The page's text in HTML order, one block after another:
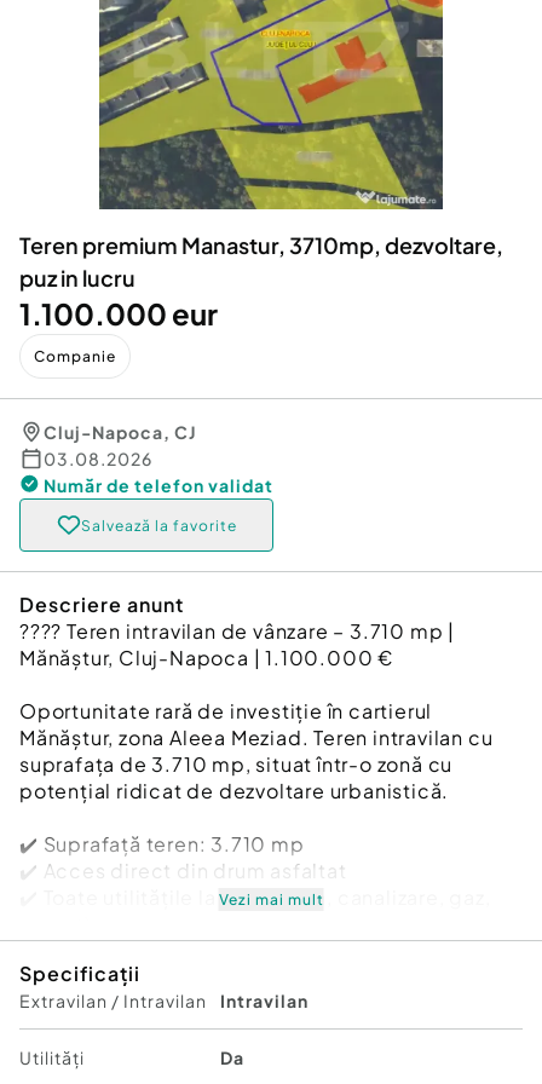
Animale de companie
Afaceri și echipamente profesionale
Inchiriere Bunuri si Vehicule
Utilaje agricole si industriale
Piese auto si accesorii
Dacia Duster
Teren premium Manastur, 3710mp, dezvoltare,
puz in lucru
1.100.000 eur
Companie
Cluj-Napoca, CJ
03.08.2026
Număr de telefon validat
Salvează la favorite
Descriere anunt
???? Teren intravilan de vânzare – 3.710 mp |
Mănăștur, Cluj-Napoca | 1.100.000 €
Oportunitate rară de investiție în cartierul
Mănăștur, zona Aleea Meziad. Teren intravilan cu
suprafața de 3.710 mp, situat într-o zonă cu
potențial ridicat de dezvoltare urbanistică.
✔️ Suprafață teren: 3.710 mp
✔️ Acces direct din drum asfaltat
✔️ Toate utilitățile la limită (apă, canalizare, gaz,
✔️ Certificat de Urbanism emis pentru elaborare
PUZ
Conform Certificatului de Urbanism, terenul este
Vezi mai mult
Specificații
Extravilan / Intravilan Intravilan
Utilități Da